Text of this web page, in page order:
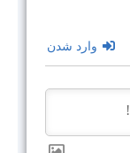
وارد شدن